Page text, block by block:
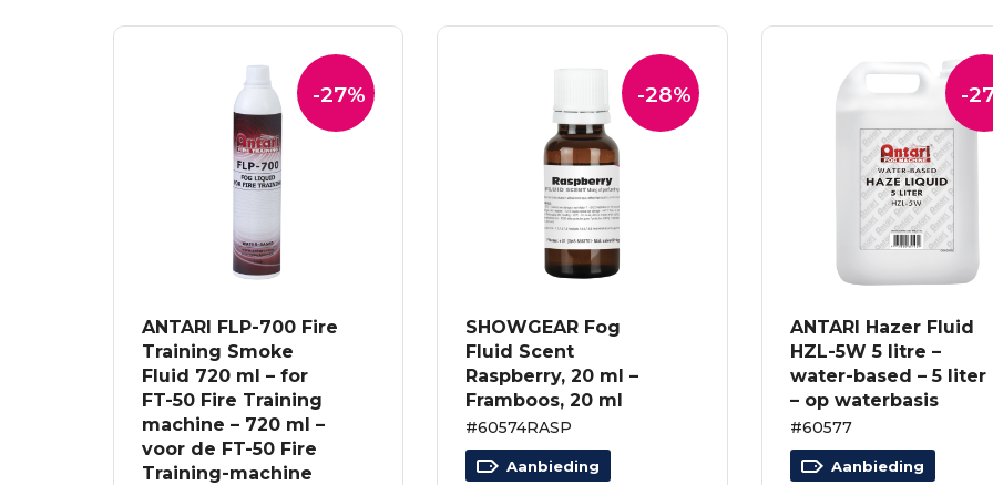
-27%
ANTARI FLP-700 Fire
Training Smoke
Fluid 720 ml – for
FT-50 Fire Training
machine – 720 ml –
voor de FT-50 Fire
Training-machine
-28%
SHOWGEAR Fog
Fluid Scent
Raspberry, 20 ml –
Framboos, 20 ml
#60574RASP
Aanbieding
-
ANTARI Hazer Fluid
HZL-5W 5 litre –
water-based – 5 liter
– op waterbasis
#60577
Aanbieding